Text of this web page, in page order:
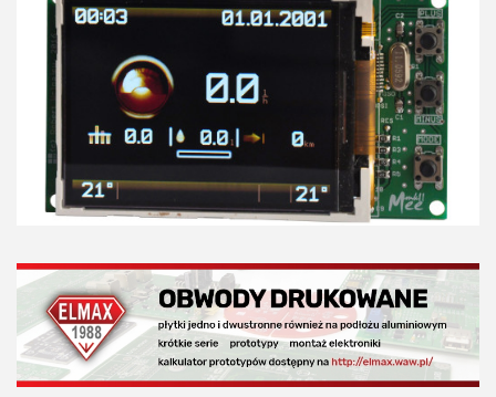
Kontakt
Newsletter
Magazyny
Archiwum